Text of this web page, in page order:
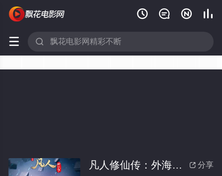
   
 
 分享
凡人修仙传：外海风云(全集)